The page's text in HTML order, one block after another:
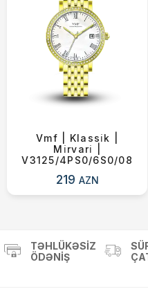
Vmf | Klassi̇k |
Mi̇rvari̇ |
V3125/4PS0/6S0/08
219 AZN
TƏHLÜKƏSIZ
ÖDƏNIŞ